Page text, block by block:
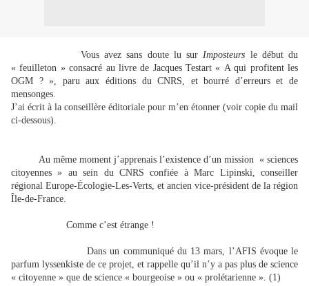
Vous avez sans doute lu surImposteurs le début du
« feuilleton » consacré au livre de Jacques Testart « A qui profitent les
OGM ? », paru aux éditions du CNRS, et bourré d’erreurs et de
mensonges.
J’ai écrit à la conseillère éditoriale pour m’en étonner (voir copie du mail
ci-dessous).
Au même moment j’apprenais l’existence d’un mission « sciences
citoyennes » au sein du CNRS confiée à Marc Lipinski, conseiller
régional Europe-Écologie-Les-Verts, et ancien vice-président de la région
Île-de-France.
Comme c’est étrange !
Dans un communiqué du 13 mars, l’AFIS évoque le
parfum lyssenkiste de ce projet, et rappelle qu’il n’y a pas plus de science
« citoyenne » que de science « bourgeoise » ou « prolétarienne ». (1)